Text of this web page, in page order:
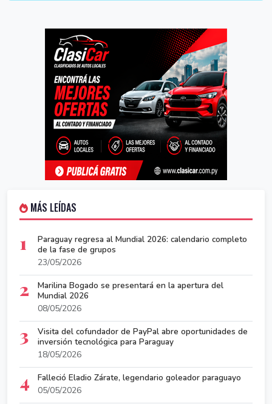
MÁS LEÍDAS
1
Paraguay regresa al Mundial 2026: calendario completo
de la fase de grupos
23/05/2026
2
Marilina Bogado se presentará en la apertura del
Mundial 2026
08/05/2026
3
Visita del cofundador de PayPal abre oportunidades de
inversión tecnológica para Paraguay
18/05/2026
4
Falleció Eladio Zárate, legendario goleador paraguayo
05/05/2026